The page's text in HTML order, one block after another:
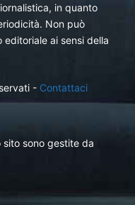
in quanto
Non può
ai sensi della
- Contattaci
sono gestite da